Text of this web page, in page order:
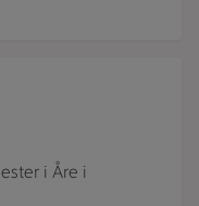
i Åre i